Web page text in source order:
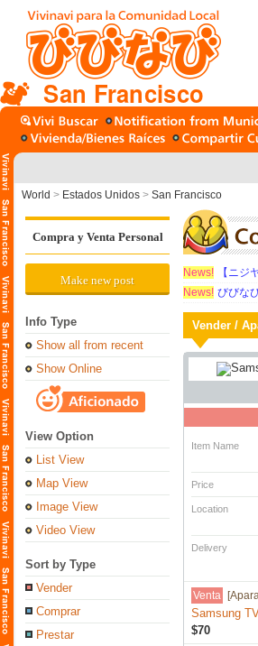
San Francisco
World > Estados Unidos > San Francisco
Compra y Venta Personal
Make new post
Info Type
Show all from recent
Show Online
View Option
List View
Map View
Image View
Video View
Sort by Type
Vender
Comprar
Prestar
News!
【ニジ
News! びびな
Vender /
Item Name
Price
Location
Delivery
Venta
Samsung
$70